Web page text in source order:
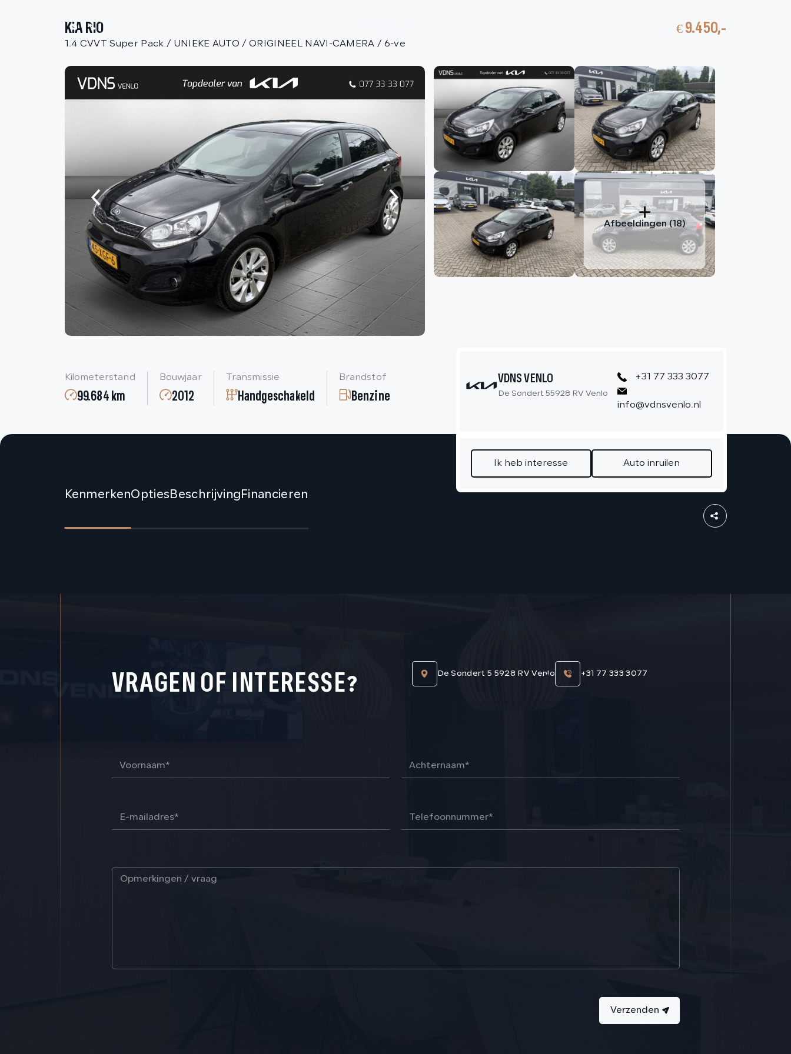
AANBOD
DIENSTEN
VACATURES
OVER ONS
VERKOCHT
CONTACT
KIA RIO
1.4 CVVT Super Pack / UNIEKE AUTO / ORIGINEEL NAVI-CAMERA / 6-ve
€ 9.450,-
Afbeeldingen (18)
Kilometerstand
99.684 km
Bouwjaar
2012
Transmissie
Handgeschakeld
Brandstof
Benzine
KenmerkenOptiesBeschrijvingFinancieren
VDNS VENLO
De Sondert 55928 RV Venlo
+31 77 333 3077
info@vdnsvenlo.nl
Ik heb interesse Auto inruilen
VRAGEN OF INTERESSE? De Sondert 5 5928 RV Venlo +31 77 333 3077
Verzenden